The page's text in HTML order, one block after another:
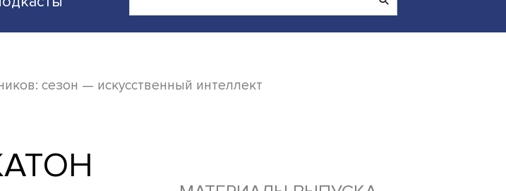
Подкасты